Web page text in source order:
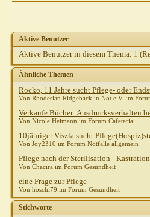
GastAW: Pflege
Steph821AW: Pflege
shirotoraAW: Pflege
Weitere Beiträge
HeinsAW: Pflege25.10.2010,
Gast AW: Pflege
Gast AW: Pflege
Sibilla Teichert
Aktive Benutzer
Aktive Benutzer in diesem Thema: 1
Ähnliche Themen
Rocko, 11 Jahre sucht Pflege- oder
Von Rhodesian Ridgeback in Not e.V. im
Verkaufe Bücher: Ausdrucksverhalten
Von Nicole Heimann im Forum Cafeteria
10jähriger Viszla sucht
Von Joy2310 im Forum Notfälle allgemein
Pflege nach der Sterilisation - Kastration
Von Chacira im Forum Gesundheit
eine Frage zur Pflege
Von hoschi79 im Forum Gesundheit
Stichworte